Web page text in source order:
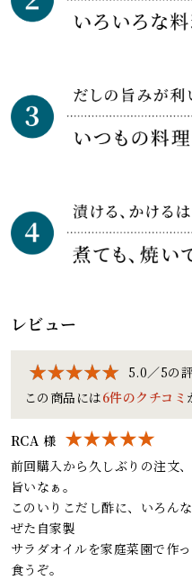
レビュー
5.0／5の
この商品には6件のクチコミ
RCA 様
前回購入から久しぶりの注文
旨いなぁ。
このいりこだし酢に、いろん
ぜた自家製
サラダオイルを家庭菜園で作
食うぞ。